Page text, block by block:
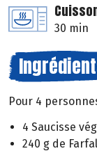
30 min
Pour 4
4 Saucisse
240 g de